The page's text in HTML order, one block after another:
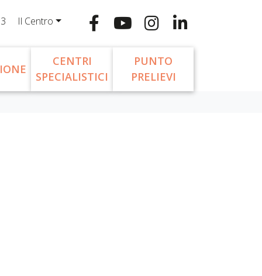
Il Centro
CENTRI
SPECIALISTICI
PUNTO
PRELIEVI